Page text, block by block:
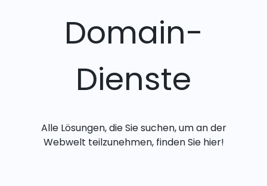
Domain-
Dienste
Alle Lösungen, die Sie suchen, um an der
Webwelt teilzunehmen, finden Sie hier!